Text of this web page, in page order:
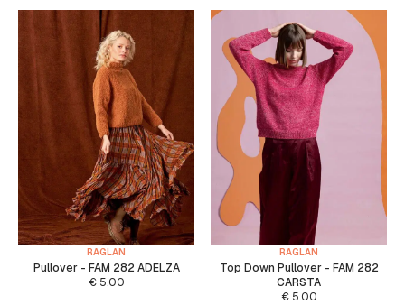
RAGLAN
Pullover - FAM 282 ADELZA
€5.00
RAGLAN
Top Down Pullover - FAM 282
CARSTA
€5.00